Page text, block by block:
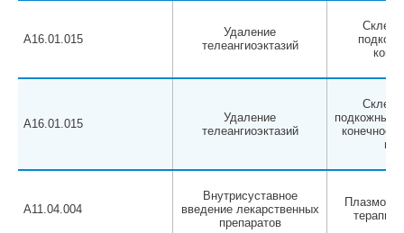
A16.01.015
Удаление
телеангиоэктазий
A16.01.015
Удаление
телеангиоэктазий
подкожных
A11.04.004
Внутрисуставное
введение лекарственных
препаратов
терапия